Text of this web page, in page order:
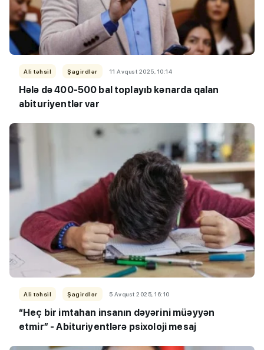
Ali təhsil Şagirdlər 11 Avqust 2025, 10:14
Hələ də 400-500 bal toplayıb kənarda qalan
abituriyentlər var
Ali təhsil Şagirdlər 5 Avqust 2025, 16:10
“Heç bir imtahan insanın dəyərini müəyyən
etmir” - Abituriyentlərə psixoloji mesaj